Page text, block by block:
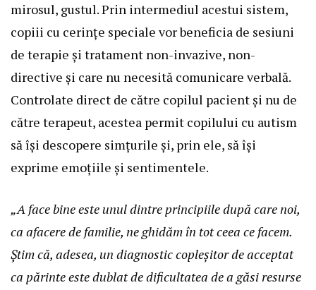
mirosul, gustul. Prin intermediul acestui sistem,
copiii cu cerințe speciale vor beneficia de sesiuni
de terapie și tratament non-invazive, non-
directive și care nu necesită comunicare verbală.
Controlate direct de către copilul pacient și nu de
către terapeut, acestea permit copilului cu autism
să își descopere simțurile și, prin ele, să își
exprime emoțiile și sentimentele.
„A face bine este unul dintre principiile după care noi,
ca afacere de familie, ne ghidăm în tot ceea ce facem.
Știm că, adesea, un diagnostic copleșitor de acceptat
ca părinte este dublat de dificultatea de a găsi resurse